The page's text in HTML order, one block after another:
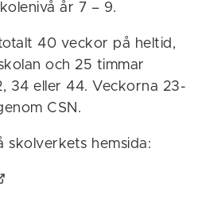
år 7 – 9.
40 veckor på heltid,
och 25 timmar
34 eller 44. Veckorna 23-
CSN.
skolverkets hemsida: